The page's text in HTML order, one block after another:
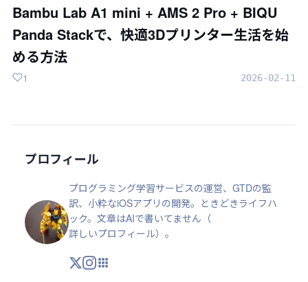
Bambu Lab A1 mini + AMS 2 Pro + BIQU
Panda Stackで、快適3Dプリンター生活を始
める方法
2026-02-11
1
プロフィール
プログラミング学習サービスの運営、GTDの監
訳、小粋なiOSアプリの開発。ときどきライフハ
ック。文章はAIで書いてません（
詳しいプロフィール）。
X Instagram
アプリ・ツール